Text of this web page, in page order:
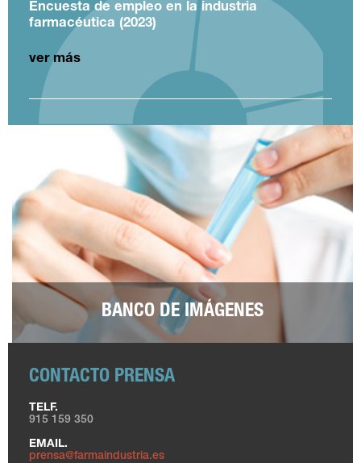
Encuesta de empleo en la industria
farmacéutica (2023)
ver más
BANCO DE IMÁGENES
CONTACTO PRENSA
TELF.
915 159 350
EMAIL.
prensa@farmaindustria.es